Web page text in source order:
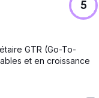
5
GTR (Go-To-
et en croissance